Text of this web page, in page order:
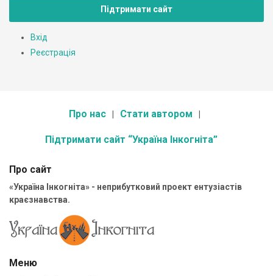
Підтримати сайт
Вхід
Реєстрація
Про нас Стати автором
Підтримати сайт “Україна Інкогніта”
Про сайт
«Україна Інкогніта» - неприбутковий проект ентузіастів
краєзнавства.
Меню